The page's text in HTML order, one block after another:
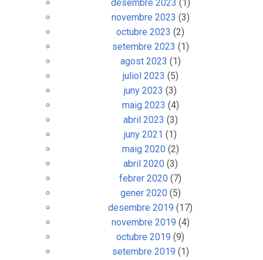
desembre 2023 (1)
novembre 2023 (3)
octubre 2023 (2)
setembre 2023 (1)
agost 2023 (1)
juliol 2023 (5)
juny 2023 (3)
maig 2023 (4)
abril 2023 (3)
juny 2021 (1)
maig 2020(2)
abril 2020(3)
febrer 2020 (7)
gener 2020(5)
desembre 2019 (17)
novembre 2019 (4)
octubre 2019 (9)
setembre 2019 (1)